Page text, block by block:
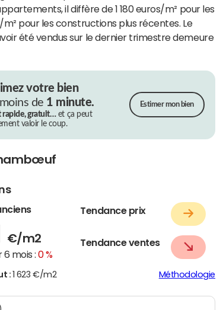
il diffère de 1 180 euros/m² pour les
pour les constructions plus récentes. Le
été vendus sur le dernier trimestre demeure
votre bien
de 1 minute.
rapide, gratuit…et ça peut
valoir le coup.
Estimer mon bien
€/m2
6 mois :0 %
Tendance prix
Tendance ventes
: 1 623 €/m2 Méthodologie